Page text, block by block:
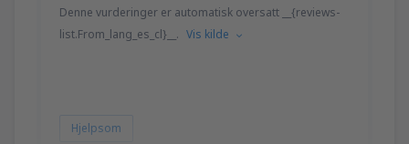
Denne vurderinger er automatisk oversatt __{reviews-
list.From_lang_es_cl}__. Vis kilde
Hjelpsom